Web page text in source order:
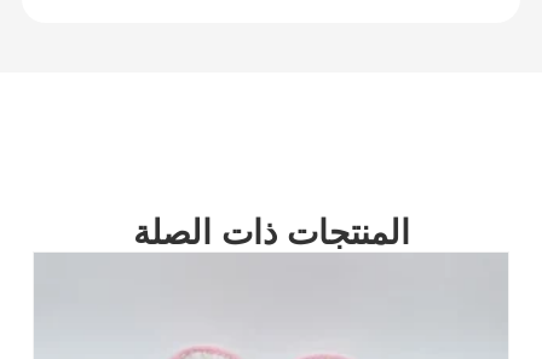
المنتجات ذات الصلة